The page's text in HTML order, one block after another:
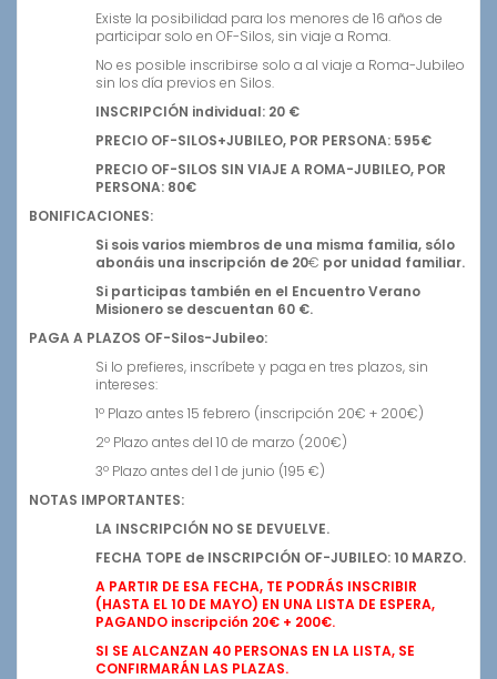
Existe la posibilidad para los menores de 16 años de
participar solo en OF-Silos, sin viaje a Roma.
No es posible inscribirse solo a al viaje a Roma-Jubileo
sin los día previos en Silos.
INSCRIPCIÓN individual: 20 €
PRECIO OF-SILOS+JUBILEO, POR PERSONA: 595€
PRECIO OF-SILOS SIN VIAJE A ROMA-JUBILEO, POR
PERSONA: 80€
BONIFICACIONES:
Si sois varios miembros de una misma familia, sólo
abonáis una inscripción de 20€ por unidad familiar.
Si participas también en el Encuentro Verano
Misionero se descuentan 60 €.
PAGA A PLAZOS OF-Silos-Jubileo:
Si lo prefieres, inscríbete y paga en tres plazos, sin
intereses:
1º Plazo antes 15 febrero (inscripción 20€ + 200€)
2º Plazo antes del 10 de marzo (200€)
3º Plazo antes del 1 de junio (195 €)
NOTAS IMPORTANTES:
LA INSCRIPCIÓN NO SE DEVUELVE.
FECHA TOPE de INSCRIPCIÓN OF-JUBILEO: 10 MARZO.
A PARTIR DE ESA FECHA, TE PODRÁS INSCRIBIR
(HASTA EL 10 DE MAYO) EN UNA LISTA DE ESPERA,
PAGANDO inscripción 20€ + 200€.
SI SE ALCANZAN 40 PERSONAS EN LA LISTA, SE
CONFIRMARÁN LAS PLAZAS.